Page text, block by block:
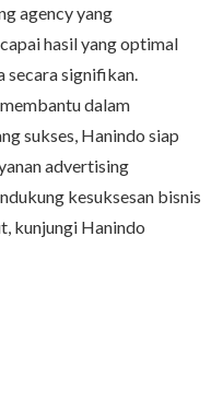
agency yang
hasil yang optimal
secara signifikan.
dalam
sukses, Hanindo siap
advertising
kesuksesan bisnis
kunjungi Hanindo